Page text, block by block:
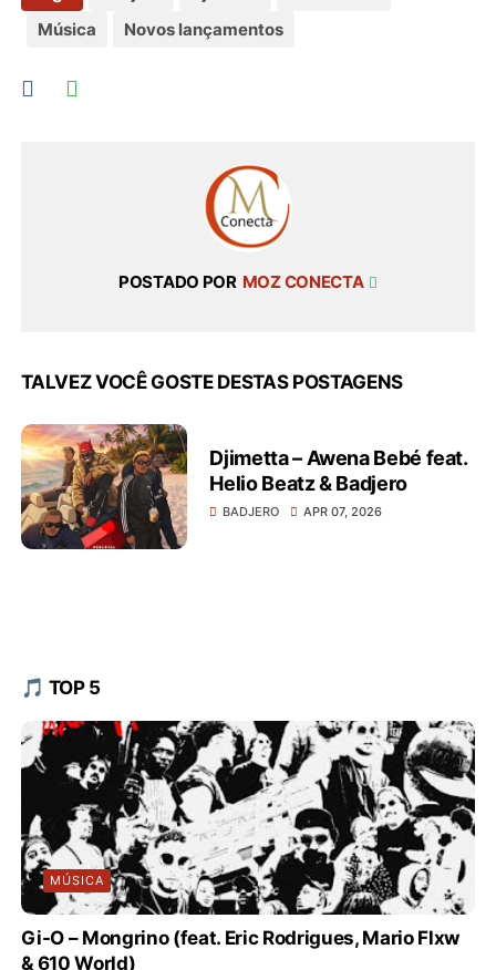
Música
Novos lançamentos
POSTADO POR MOZ CONECTA
TALVEZ VOCÊ GOSTE DESTAS POSTAGENS
Djimetta – Awena Bebé feat.
Helio Beatz & Badjero
BADJERO APR 07, 2026
🎵 TOP 5
MÚSICA
Gi-O – Mongrino (feat. Eric Rodrigues, Mario Flxw
& 610 World)